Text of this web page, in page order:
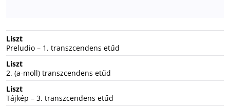
Liszt
Preludio – 1. transzcendens etűd
Liszt
2. (a-moll) transzcendens etűd
Liszt
Tájkép – 3. transzcendens etűd